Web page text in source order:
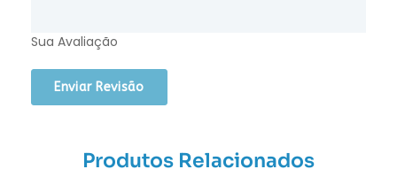
Sua Avaliação
Produtos Relacionados